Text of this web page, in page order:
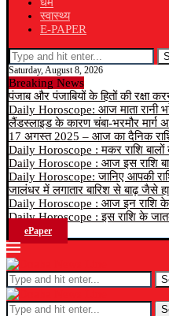
स्वास्थ्य
E-PAPER
Saturday, August 8, 2026
Breaking News
पंजाब और पंजाबियों के हितों की रक्षा
Daily Horoscope: आज माता रानी
लैंडस्लाइड के कारण चंबा-भरमौर मार्ग
17 अगस्त 2025 – आज का दैनिक
Daily Horoscope : मकर राशि
Daily Horoscope : आज इस राशि
Daily Horoscope: जानिए आपकी
जालंधर में लगातार बारिश से बाढ़ जैसे
Daily Horoscope : आज इन राशि के
Daily Horoscope : इस राशि के
ePaper